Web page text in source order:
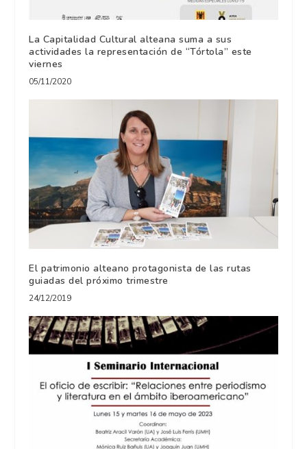
La Capitalidad Cultural alteana suma a sus
actividades la representación de “Tórtola” este
viernes
05/11/2020
El patrimonio alteano protagonista de las rutas
guiadas del próximo trimestre
24/12/2019